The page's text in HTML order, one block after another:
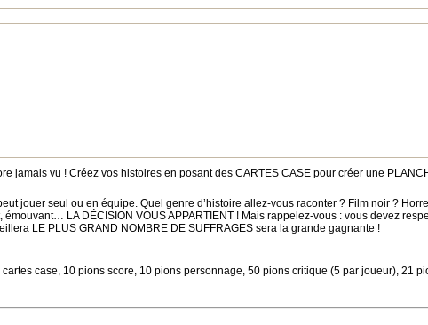
jamais vu ! Créez vos histoires en posant des CARTES CASE pour créer une
jouer seul ou en équipe. Quel genre d’histoire allez-vous raconter ? Film noir ?
LA DÉCISION VOUS APPARTIENT ! Mais rappelez-vous : vous devez
LE PLUS GRAND NOMBRE DE SUFFRAGES sera la grande gagnante !
case, 10 pions score, 10 pions personnage, 50 pions critique (5 par joueur), 21